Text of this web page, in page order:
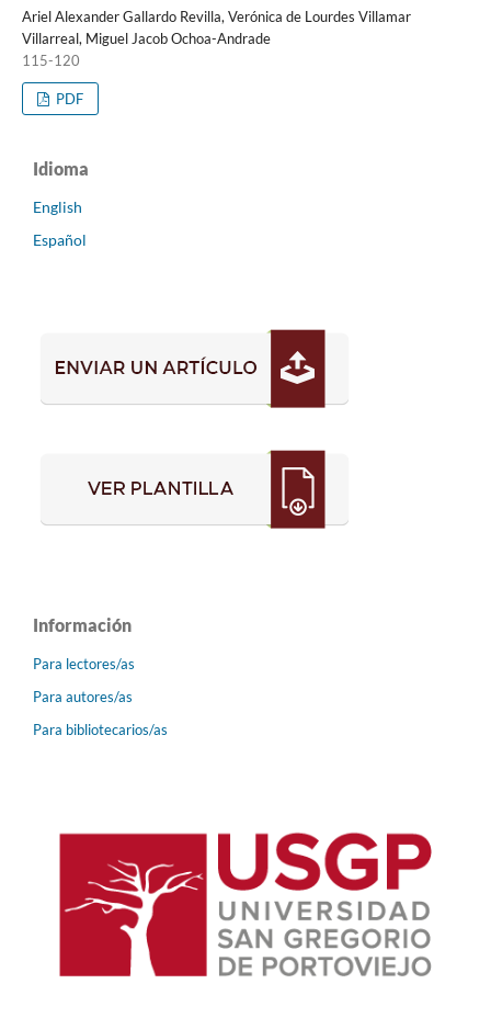
Ariel Alexander Gallardo Revilla, Verónica de Lourdes Villamar
Villarreal, Miguel Jacob Ochoa-Andrade
115-120
PDF
Idioma
English
Español
Información
Para lectores/as
Para autores/as
Para bibliotecarios/as